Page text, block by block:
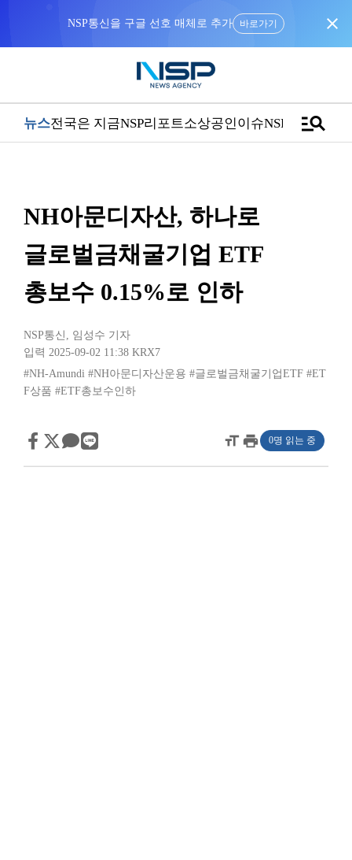
NSP통신을 구글 선호 매체로 추가 바로가기 close
뉴스전국은 지금NSP리포트소상공인이슈NSPTVmanage_search
NH아문디자산, 하나로
글로벌금채굴기업 ETF
총보수 0.15%로 인하
NSP통신 , 임성수 기자
입력 2025-09-02 11:38 KRX7
#NH-Amundi #NH아문디자산운용 #글로벌금채굴기업ETF #ET
F상품 #ETF총보수인하
format_sizeprint 0명 읽는 중